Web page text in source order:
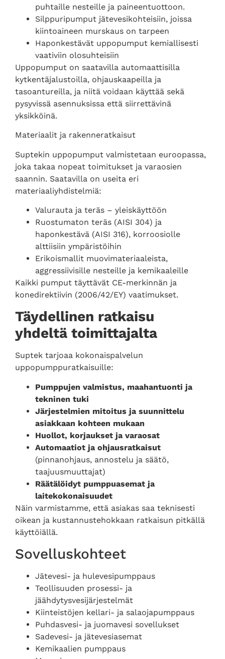
puhtaille nesteille ja paineentuottoon.
Silppuripumput jätevesikohteisiin, joissa
kiintoaineen murskaus on tarpeen
Haponkestävät uppopumput kemiallisesti
vaativiin olosuhteisiin
Uppopumput on saatavilla automaattisilla
kytkentäjalustoilla, ohjauskaapeilla ja
tasoantureilla, ja niitä voidaan käyttää sekä
pysyvissä asennuksissa että siirrettävinä
yksikköinä.
Materiaalit ja rakenneratkaisut
Suptekin uppopumput valmistetaan euroopassa,
joka takaa nopeat toimitukset ja varaosien
saannin. Saatavilla on useita eri
materiaaliyhdistelmiä:
Valurauta ja teräs – yleiskäyttöön
Ruostumaton teräs (AISI 304) ja
haponkestävä (AISI 316), korroosiolle
alttiisiin ympäristöihin
Erikoismallit muovimateriaaleista,
aggressiivisille nesteille ja kemikaaleille
Kaikki pumput täyttävät CE-merkinnän ja
konedirektiivin (2006/42/EY) vaatimukset.
Täydellinen ratkaisu
yhdeltä toimittajalta
Suptek tarjoaa kokonaispalvelun
uppopumppuratkaisuille:
Pumppujen valmistus, maahantuonti ja
tekninen tuki
Järjestelmien mitoitus ja suunnittelu
asiakkaan kohteen mukaan
Huollot, korjaukset ja varaosat
Automaatiot ja ohjausratkaisut
(pinnanohjaus, annostelu ja säätö,
taajuusmuuttajat)
Räätälöidyt pumppuasemat ja
laitekokonaisuudet
Näin varmistamme, että asiakas saa teknisesti
oikean ja kustannustehokkaan ratkaisun pitkällä
käyttöiällä.
Sovelluskohteet
Jätevesi- ja hulevesipumppaus
Teollisuuden prosessi- ja
jäähdytysvesijärjestelmät
Kiinteistöjen kellari- ja salaojapumppaus
Puhdasvesi- ja juomavesi sovellukset
Sadevesi- ja jätevesiasemat
Kemikaalien pumppaus